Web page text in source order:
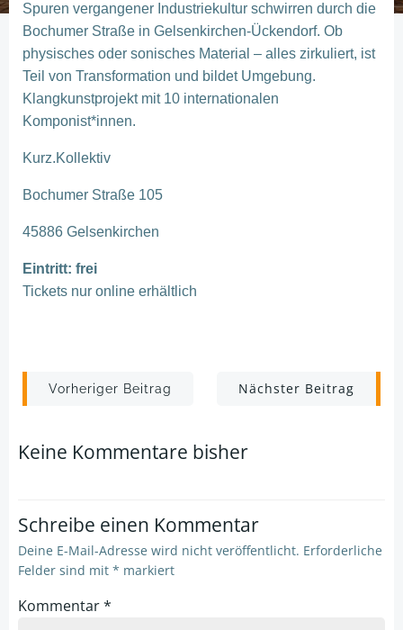
Spuren vergangener Industriekultur schwirren durch die
Bochumer Straße in Gelsenkirchen-Ückendorf. Ob
physisches oder sonisches Material – alles zirkuliert, ist
Teil von Transformation und bildet Umgebung.
Klangkunstprojekt mit 10 internationalen
Komponist*innen.
Kurz.Kollektiv
Bochumer Straße 105
45886 Gelsenkirchen
Eintritt: frei
Tickets nur online erhältlich
Post
navigation
Vorheriger Beitrag
Post
navigation
Nächster Beitrag
Keine Kommentare bisher
Schreibe einen Kommentar
Deine E-Mail-Adresse wird nicht veröffentlicht. Erforderliche
Felder sind mit * markiert
Kommentar*